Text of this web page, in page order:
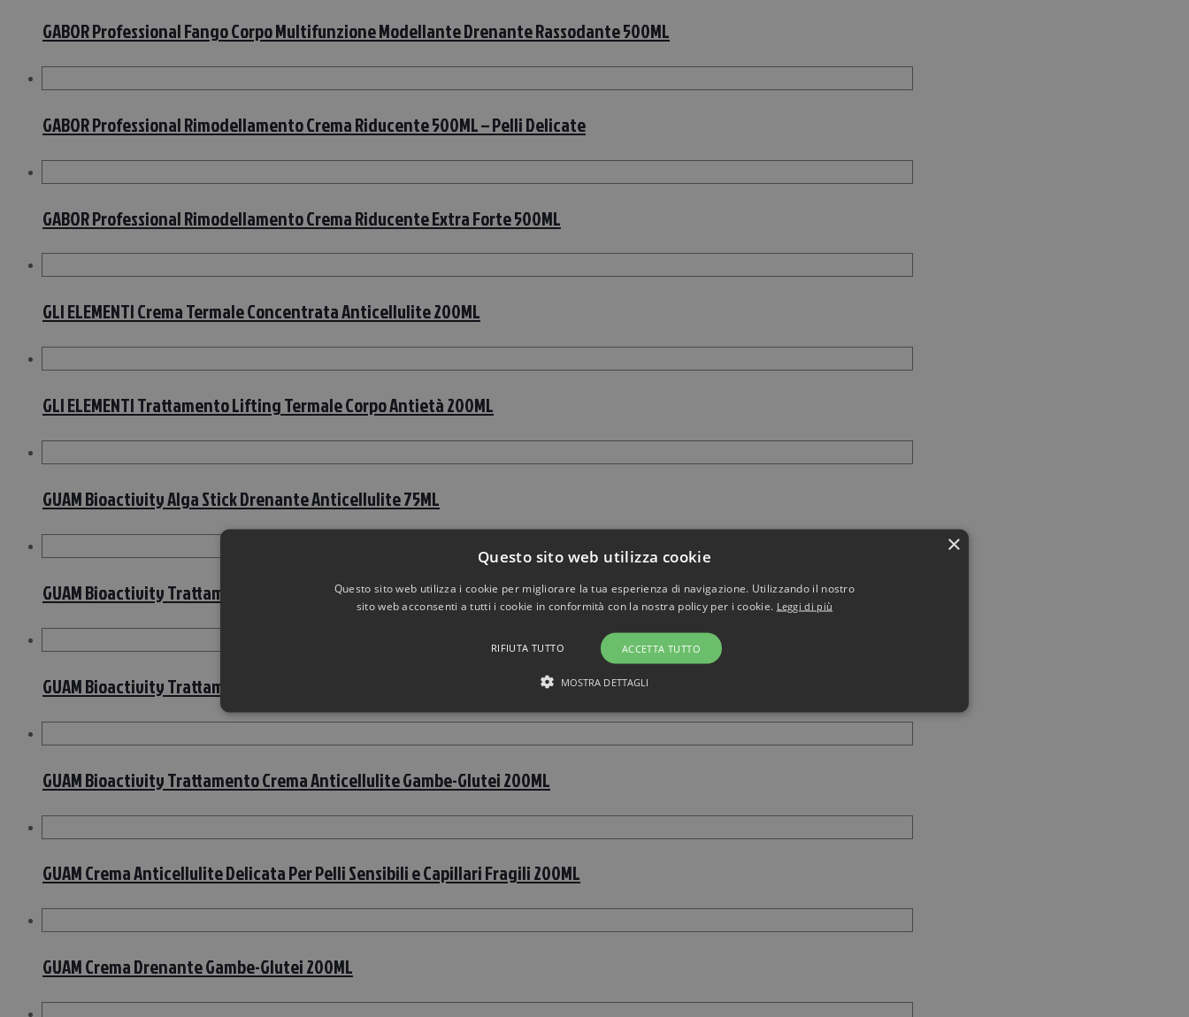
GABOR Professional Fango Corpo Multifunzione Modellante Drenante Rassodante 500ML
GABOR Professional Rimodellamento Crema Riducente 500ML – Pelli Delicate
GABOR Professional Rimodellamento Crema Riducente Extra Forte 500ML
GLI ELEMENTI Crema Termale Concentrata Anticellulite 200ML
GLI ELEMENTI Trattamento Lifting Termale Corpo Antietà 200ML
GUAM Bioactivity Alga Stick Drenante Anticellulite 75ML
GUAM Bioactivity Trattamento Corpo Gel Snellin-Dren 7 Days 150ML
GUAM Bioactivity Trattamento Corpo Rassodante 200ML
GUAM Bioactivity Trattamento Crema Anticellulite Gambe-Glutei 200ML
GUAM Crema Anticellulite Delicata Per Pelli Sensibili e Capillari Fragili 200ML
GUAM Crema Drenante Gambe-Glutei 200ML
×
Questo sito web utilizza cookie
Questo sito web utilizza i cookie per migliorare la tua esperienza di navigazione. Utilizzando il nostro
sito web acconsenti a tutti i cookie in conformità con la nostra policy per i cookie. Leggi di più
ACCETTA TUTTO
RIFIUTA TUTTO
MOSTRA DETTAGLI